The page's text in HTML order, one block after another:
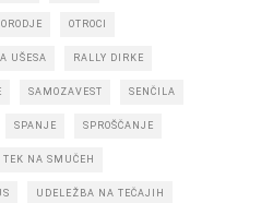
ORODJE OTROCI
UŠESA RALLY DIRKE
SAMOZAVEST SENČILA
SPANJE SPROŠČANJE
TEK NA SMUČEH
UDELEŽBA NA TEČAJIH